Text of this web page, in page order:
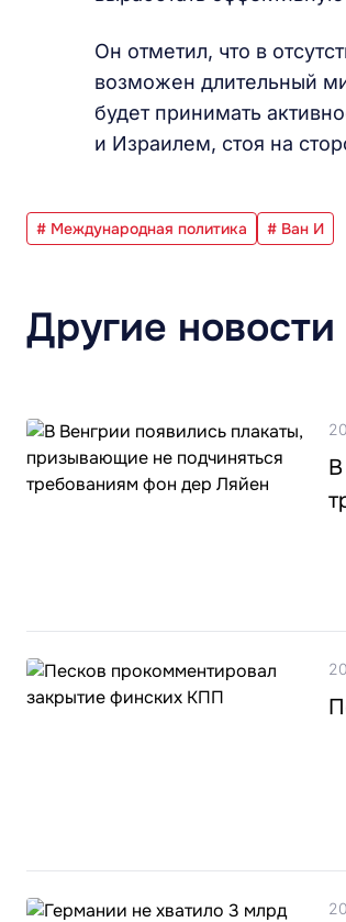
Он отметил, что в
возможен длительный
будет принимать
и Израилем, стоя на
# Международная политика # Ван И
Другие